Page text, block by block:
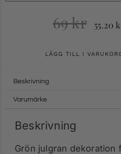
69kr 55.20
LÄGG TILL I
Beskrivning
Varumärke
Beskrivning
Grön julgran dekoration